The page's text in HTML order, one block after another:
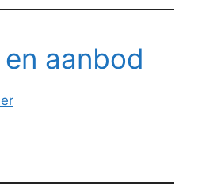
aanbod